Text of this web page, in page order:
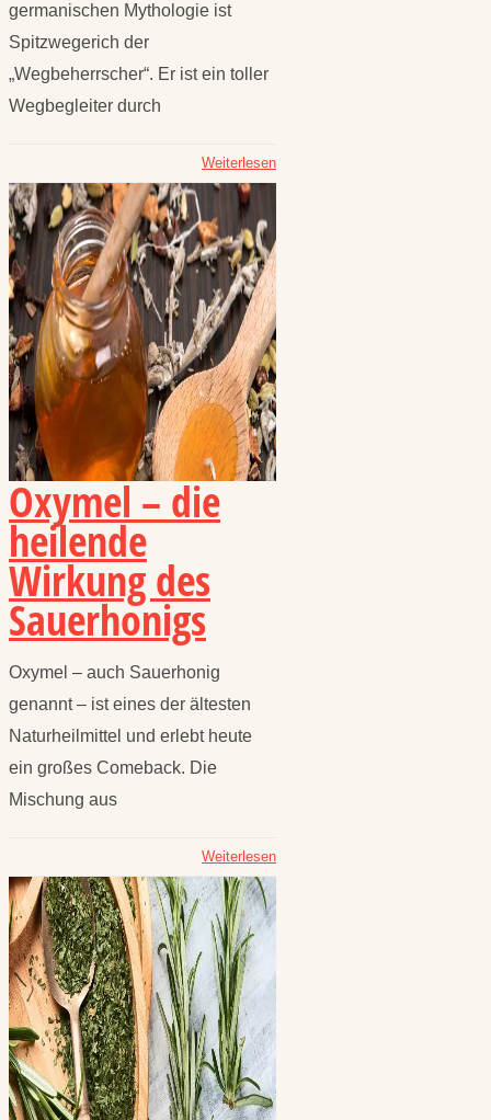
germanischen Mythologie ist
Spitzwegerich der
„Wegbeherrscher“. Er ist ein toller
Wegbegleiter durch
Weiterlesen
Oxymel – die
heilende
Wirkung des
Sauerhonigs
Oxymel – auch Sauerhonig
genannt – ist eines der ältesten
Naturheilmittel und erlebt heute
ein großes Comeback. Die
Mischung aus
Weiterlesen